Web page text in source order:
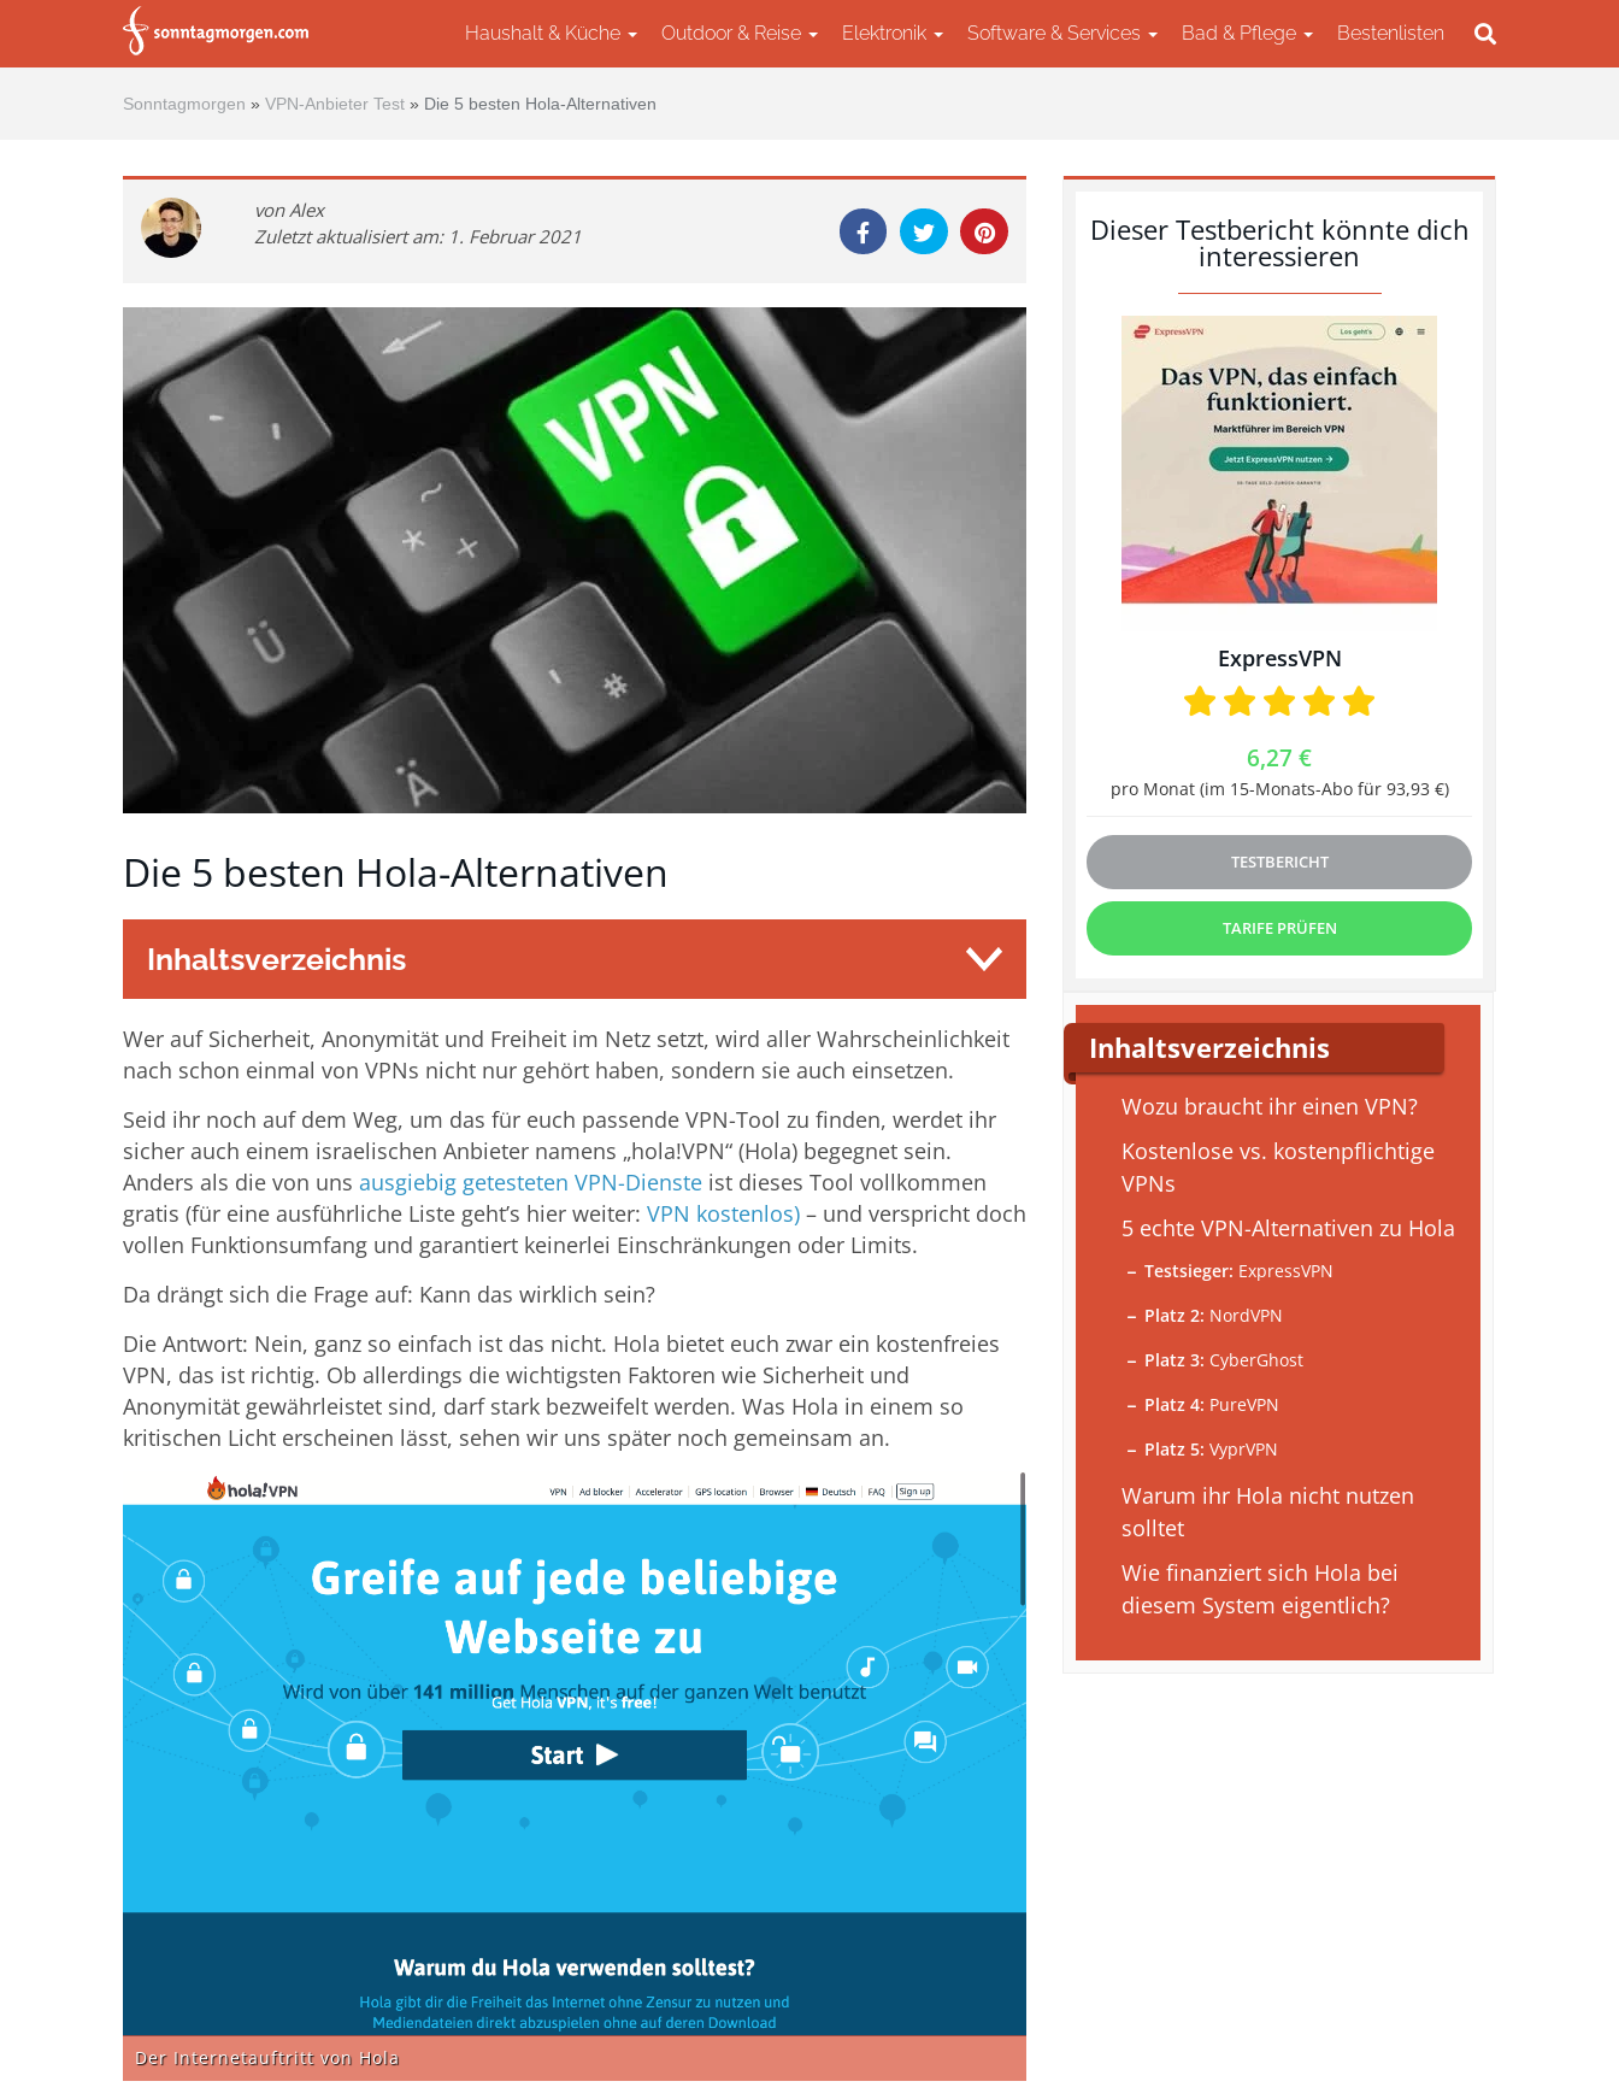
Skip to main content
Haushalt & Küche Outdoor & Reise Elektronik Software & Services Bad & Pflege Bestenlisten
Sonntagmorgen » VPN-Anbieter Test » Die 5 besten Hola-Alternativen
von Alex
Zuletzt aktualisiert am: 1. Februar 2021
Die 5 besten Hola-Alternativen
Inhaltsverzeichnis
Wer auf Sicherheit, Anonymität und Freiheit im Netz setzt, wird aller Wahrscheinlichkeit
nach schon einmal von VPNs nicht nur gehört haben, sondern sie auch einsetzen.
Seid ihr noch auf dem Weg, um das für euch passende VPN-Tool zu finden, werdet ihr
sicher auch einem israelischen Anbieter namens „hola!VPN“ (Hola) begegnet sein.
Anders als die von uns ausgiebig getesteten VPN-Dienste ist dieses Tool vollkommen
gratis (für eine ausführliche Liste geht’s hier weiter: VPN kostenlos) – und verspricht doch
vollen Funktionsumfang und garantiert keinerlei Einschränkungen oder Limits.
Da drängt sich die Frage auf: Kann das wirklich sein?
Die Antwort: Nein, ganz so einfach ist das nicht. Hola bietet euch zwar ein kostenfreies
VPN, das ist richtig. Ob allerdings die wichtigsten Faktoren wie Sicherheit und
Anonymität gewährleistet sind, darf stark bezweifelt werden. Was Hola in einem so
kritischen Licht erscheinen lässt, sehen wir uns später noch gemeinsam an.
Der Internetauftritt von Hola
Dieser Testbericht könnte dich
interessieren
ExpressVPN
6,27 €
pro Monat (im 15-Monats-Abo für 93,93 €)
TESTBERICHT
TARIFE PRÜFEN
Inhaltsverzeichnis
Wozu braucht ihr einen VPN?
Kostenlose vs. kostenpflichtige
VPNs
5 echte VPN-Alternativen zu Hola
Testsieger: ExpressVPN
Platz 2: NordVPN
Platz 3: CyberGhost
Platz 4: PureVPN
Platz 5: VyprVPN
Warum ihr Hola nicht nutzen
solltet
Wie finanziert sich Hola bei
diesem System eigentlich?